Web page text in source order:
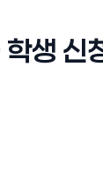
생 신